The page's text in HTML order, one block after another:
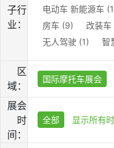
子行
业：
电动车 新能源车
房车 (9)
改装车
无人驾驶 (1)
智
区
域：
国际摩托车展会
展会
时
间：
全部 显示所有